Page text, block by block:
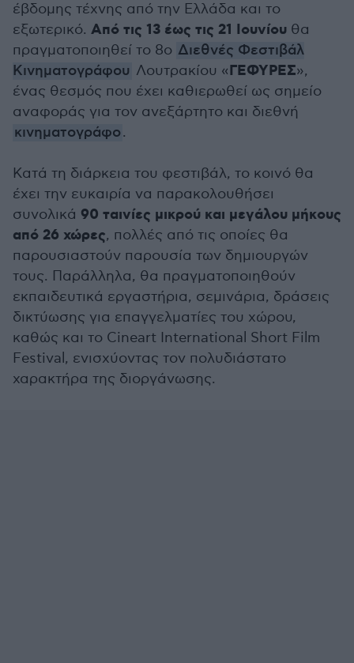
έβδομης τέχνης από την Ελλάδα και το
εξωτερικό. Από τις 13 έως τις 21 Ιουνίου θα
πραγματοποιηθεί το 8ο Διεθνές Φεστιβάλ
Κινηματογράφου Λουτρακίου «ΓΕΦΥΡΕΣ»,
ένας θεσμός που έχει καθιερωθεί ως σημείο
αναφοράς για τον ανεξάρτητο και διεθνή
κινηματογράφο.
Κατά τη διάρκεια του φεστιβάλ, το κοινό θα
έχει την ευκαιρία να παρακολουθήσει
συνολικά 90 ταινίες μικρού και μεγάλου μήκους
από 26 χώρες, πολλές από τις οποίες θα
παρουσιαστούν παρουσία των δημιουργών
τους. Παράλληλα, θα πραγματοποιηθούν
εκπαιδευτικά εργαστήρια, σεμινάρια, δράσεις
δικτύωσης για επαγγελματίες του χώρου,
καθώς και το Cineart International Short Film
Festival, ενισχύοντας τον πολυδιάστατο
χαρακτήρα της διοργάνωσης.